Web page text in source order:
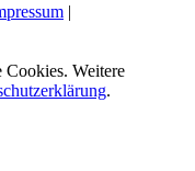
|
Cookies. Weitere
.